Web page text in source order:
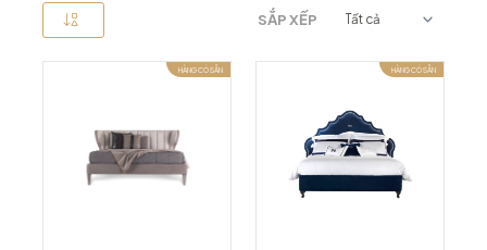
SẮP XẾP
HÀNG CÓ SẴN HÀNG CÓ SẴN